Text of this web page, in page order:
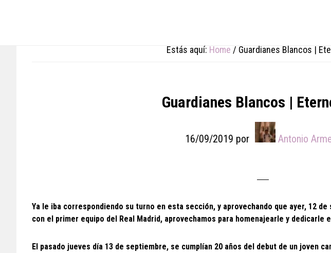
Estás aquí: Home / Guardianes Blancos |
Guardianes Blancos |
16/09/2019 por Antonio
Ya le iba correspondiendo su turno en esta sección, y aprovechando que ayer, 12
con el primer equipo del Real Madrid, aprovechamos para homenajearle y dedicarle
El pasado jueves día 13 de septiembre, se cumplían 20 años del debut de un joven